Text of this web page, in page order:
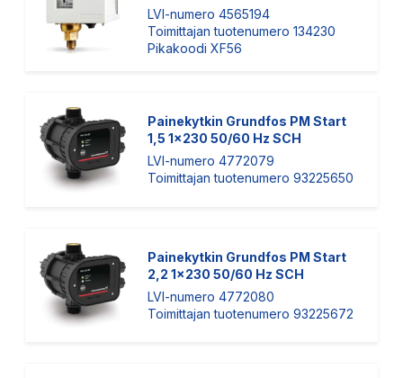
LVI-numero 4565194
Toimittajan tuotenumero 134230
Pikakoodi XF56
Painekytkin Grundfos PM Start
1,5 1x230 50/60 Hz SCH
LVI-numero 4772079
Toimittajan tuotenumero 93225650
Painekytkin Grundfos PM Start
2,2 1x230 50/60 Hz SCH
LVI-numero 4772080
Toimittajan tuotenumero 93225672